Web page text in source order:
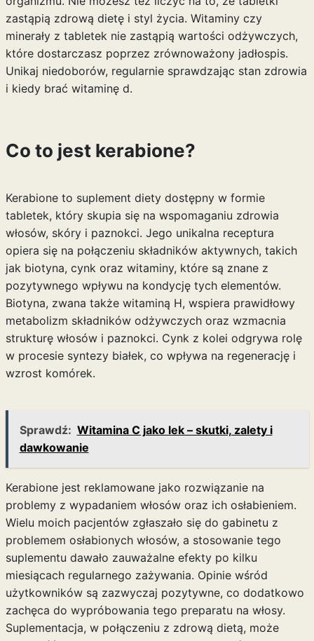
zastąpią zdrową dietę i styl życia. Witaminy czy
minerały z tabletek nie zastąpią wartości odżywczych,
które dostarczasz poprzez zrównoważony jadłospis.
Unikaj niedoborów, regularnie sprawdzając stan zdrowia
i kiedy brać witaminę d.
Co to jest kerabione?
Kerabione to suplement diety dostępny w formie
tabletek, który skupia się na wspomaganiu zdrowia
włosów, skóry i paznokci. Jego unikalna receptura
opiera się na połączeniu składników aktywnych, takich
jak biotyna, cynk oraz witaminy, które są znane z
pozytywnego wpływu na kondycję tych elementów.
Biotyna, zwana także witaminą H, wspiera prawidłowy
metabolizm składników odżywczych oraz wzmacnia
strukturę włosów i paznokci. Cynk z kolei odgrywa rolę
w procesie syntezy białek, co wpływa na regenerację i
wzrost komórek.
Sprawdź: Witamina C jako lek – skutki, zalety i
dawkowanie
Kerabione jest reklamowane jako rozwiązanie na
problemy z wypadaniem włosów oraz ich osłabieniem.
Wielu moich pacjentów zgłaszało się do gabinetu z
problemem osłabionych włosów, a stosowanie tego
suplementu dawało zauważalne efekty po kilku
miesiącach regularnego zażywania. Opinie wśród
użytkowników są zazwyczaj pozytywne, co dodatkowo
zachęca do wypróbowania tego preparatu na włosy.
Suplementacja, w połączeniu z zdrową dietą, może